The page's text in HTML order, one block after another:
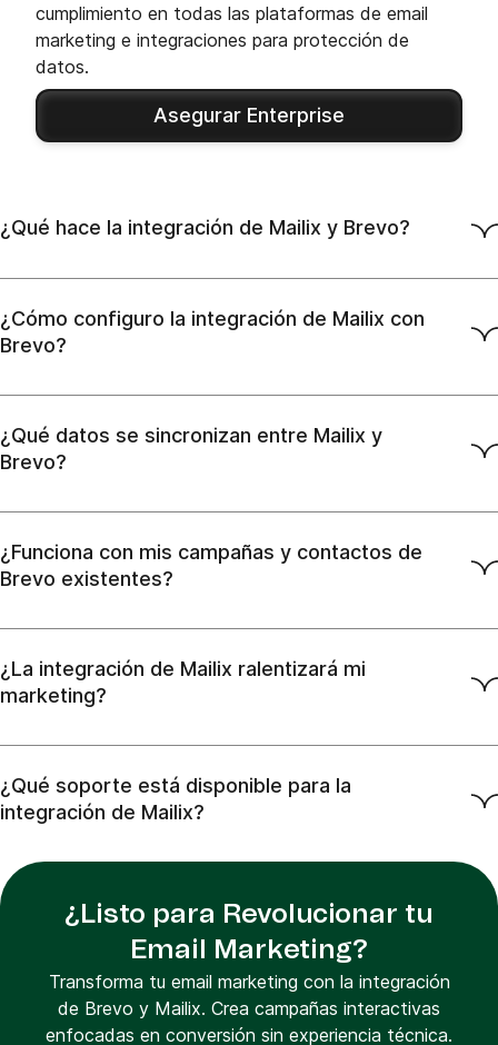
cumplimiento en todas las plataformas de email
marketing e integraciones para protección de
datos.
Asegurar Enterprise
¿Qué hace la integración de Mailix y Brevo?
¿Cómo configuro la integración de Mailix con
Brevo?
¿Qué datos se sincronizan entre Mailix y
Brevo?
¿Funciona con mis campañas y contactos de
Brevo existentes?
¿La integración de Mailix ralentizará mi
marketing?
¿Qué soporte está disponible para la
integración de Mailix?
¿Listo para Revolucionar tu
Email Marketing?
Transforma tu email marketing con la integración
de Brevo y Mailix. Crea campañas interactivas
enfocadas en conversión sin experiencia técnica.